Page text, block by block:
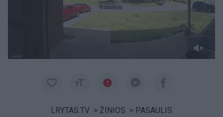
LRYTAS.TV > ŽINIOS > PASAULIS